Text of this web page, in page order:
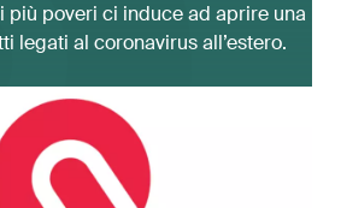
più poveri ci induce ad aprire una
legati al coronavirus all’estero.